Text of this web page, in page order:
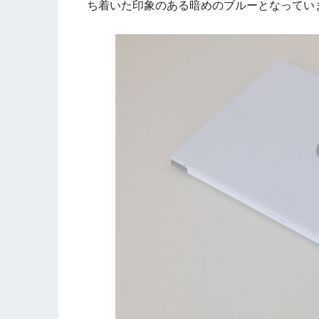
ち着いた印象のある暗めのブルーとなってい